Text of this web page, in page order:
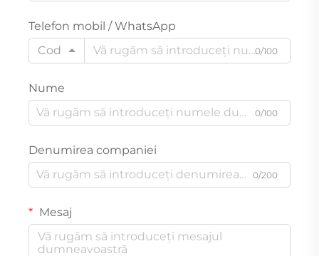
Telefon mobil / WhatsApp
Cod
0/100
Nume
0/100
Denumirea companiei
0/200
Mesaj